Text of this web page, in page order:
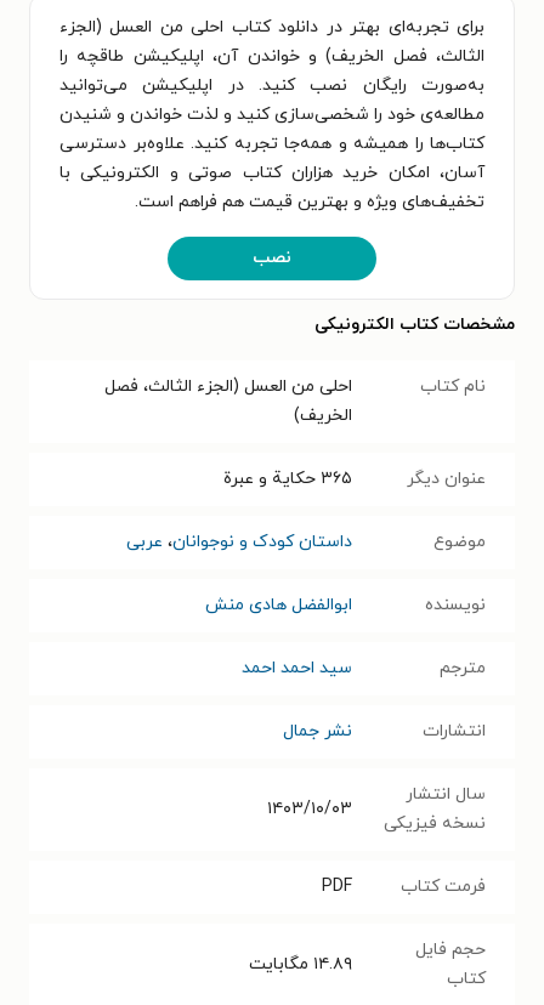
برای تجربه‌ای بهتر در دانلود کتاب احلی من العسل (الجزء
الثالث، فصل الخریف) و خواندن آن، اپلیکیشن طاقچه را
به‌صورت رایگان نصب کنید. در اپلیکیشن می‌توانید
مطالعه‌ی خود را شخصی‌سازی کنید و لذت خواندن و شنیدن
کتاب‌ها را همیشه و همه‌جا تجربه کنید. علاوه‌بر دسترسی
آسان، امکان خرید هزاران کتاب صوتی و الکترونیکی با
تخفیف‌های ویژه و بهترین قیمت هم فراهم است.
نصب
مشخصات کتاب الکترونیکی
نام کتاب
احلی من العسل (الجزء الثالث، فصل
الخریف)
عنوان دیگر ۳۶۵ حکایة و عبرة
موضوع داستان کودک و نوجوانان، عربی
نویسنده ابوالفضل هادی منش
مترجم سید احمد احمد
انتشارات نشر جمال
سال انتشار
نسخه فیزیکی
۱۴۰۳/۱۰/۰۳
فرمت کتاب PDF
حجم فایل
کتاب
۱۴.۸۹ مگابایت